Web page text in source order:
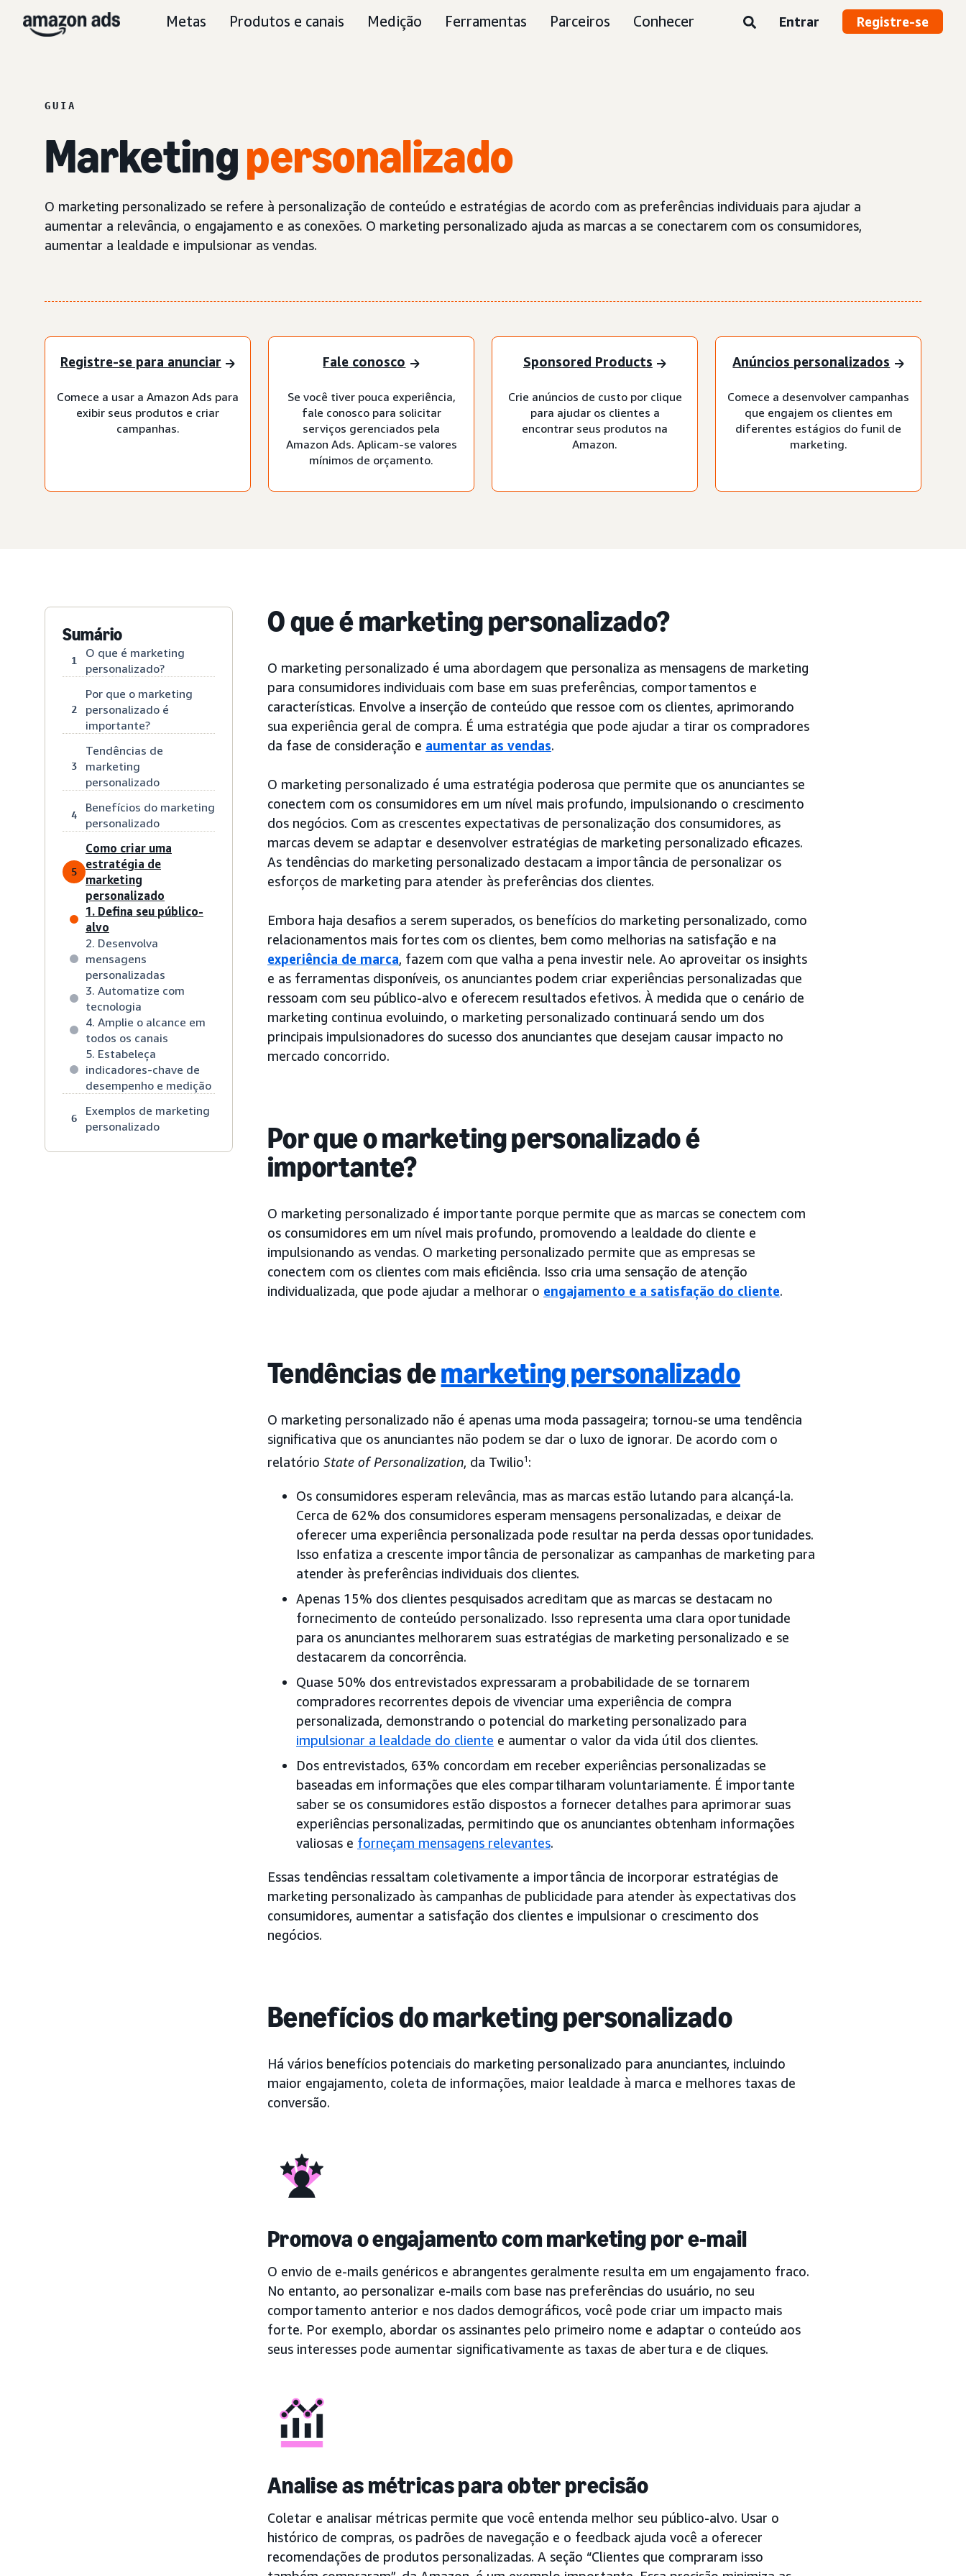
Metas Produtos e canais Medição Ferramentas Parceiros Conhecer Entrar Registre-se
GUIA
Marketingpersonalizado
O marketing personalizado se refere à personalização de conteúdo e estratégias de acordo com as preferências individuais para ajudar a
aumentar a relevância, o engajamento e as conexões. O marketing personalizado ajuda as marcas a se conectarem com os consumidores,
aumentar a lealdade e impulsionar as vendas.
Registre-se para anunciar
Comece a usar a Amazon Ads para
exibir seus produtos e criar
campanhas.
Fale conosco
Se você tiver pouca experiência,
fale conosco para solicitar
serviços gerenciados pela
Amazon Ads. Aplicam-se valores
mínimos de orçamento.
Sponsored Products
Crie anúncios de custo por clique
para ajudar os clientes a
encontrar seus produtos na
Amazon.
Anúncios personalizados
Comece a desenvolver campanhas
que engajem os clientes em
diferentes estágios do funil de
marketing.
Sumário
1
O que é marketing
personalizado?
2
Por que o marketing
personalizado é
importante?
3
Tendências de
marketing
personalizado
4
Benefícios do marketing
personalizado
5
Como criar uma
estratégia de
marketing
personalizado
1. Defina seu público-
alvo
2. Desenvolva
mensagens
personalizadas
3. Automatize com
tecnologia
4. Amplie o alcance em
todos os canais
5. Estabeleça
indicadores-chave de
desempenho e medição
6
Exemplos de marketing
personalizado
O que é marketing personalizado?
O marketing personalizado é uma abordagem que personaliza as mensagens de marketing
para consumidores individuais com base em suas preferências, comportamentos e
características. Envolve a inserção de conteúdo que ressoe com os clientes, aprimorando
sua experiência geral de compra. É uma estratégia que pode ajudar a tirar os compradores
da fase de consideração e aumentar as vendas.
O marketing personalizado é uma estratégia poderosa que permite que os anunciantes se
conectem com os consumidores em um nível mais profundo, impulsionando o crescimento
dos negócios. Com as crescentes expectativas de personalização dos consumidores, as
marcas devem se adaptar e desenvolver estratégias de marketing personalizado eficazes.
As tendências do marketing personalizado destacam a importância de personalizar os
esforços de marketing para atender às preferências dos clientes.
Embora haja desafios a serem superados, os benefícios do marketing personalizado, como
relacionamentos mais fortes com os clientes, bem como melhorias na satisfação e na
experiência de marca, fazem com que valha a pena investir nele. Ao aproveitar os insights
e as ferramentas disponíveis, os anunciantes podem criar experiências personalizadas que
ressoam com seu público-alvo e oferecem resultados efetivos. À medida que o cenário de
marketing continua evoluindo, o marketing personalizado continuará sendo um dos
principais impulsionadores do sucesso dos anunciantes que desejam causar impacto no
mercado concorrido.
Por que o marketing personalizado é
importante?
O marketing personalizado é importante porque permite que as marcas se conectem com
os consumidores em um nível mais profundo, promovendo a lealdade do cliente e
impulsionando as vendas. O marketing personalizado permite que as empresas se
conectem com os clientes com mais eficiência. Isso cria uma sensação de atenção
individualizada, que pode ajudar a melhorar o engajamento e a satisfação do cliente.
Tendências demarketing personalizado
O marketing personalizado não é apenas uma moda passageira; tornou-se uma tendência
significativa que os anunciantes não podem se dar o luxo de ignorar. De acordo com o
relatório State of Personalization, da Twilio1 :
Os consumidores esperam relevância, mas as marcas estão lutando para alcançá-la.
Cerca de 62% dos consumidores esperam mensagens personalizadas, e deixar de
oferecer uma experiência personalizada pode resultar na perda dessas oportunidades.
Isso enfatiza a crescente importância de personalizar as campanhas de marketing para
atender às preferências individuais dos clientes.
Apenas 15% dos clientes pesquisados acreditam que as marcas se destacam no
fornecimento de conteúdo personalizado. Isso representa uma clara oportunidade
para os anunciantes melhorarem suas estratégias de marketing personalizado e se
destacarem da concorrência.
Quase 50% dos entrevistados expressaram a probabilidade de se tornarem
compradores recorrentes depois de vivenciar uma experiência de compra
personalizada, demonstrando o potencial do marketing personalizado para
impulsionar a lealdade do cliente e aumentar o valor da vida útil dos clientes.
Dos entrevistados, 63% concordam em receber experiências personalizadas se
baseadas em informações que eles compartilharam voluntariamente. É importante
saber se os consumidores estão dispostos a fornecer detalhes para aprimorar suas
experiências personalizadas, permitindo que os anunciantes obtenham informações
valiosas e forneçam mensagens relevantes.
Essas tendências ressaltam coletivamente a importância de incorporar estratégias de
marketing personalizado às campanhas de publicidade para atender às expectativas dos
consumidores, aumentar a satisfação dos clientes e impulsionar o crescimento dos
negócios.
Benefícios do marketing personalizado
Há vários benefícios potenciais do marketing personalizado para anunciantes, incluindo
maior engajamento, coleta de informações, maior lealdade à marca e melhores taxas de
conversão.
Promova o engajamento com marketing por e-mail
O envio de e-mails genéricos e abrangentes geralmente resulta em um engajamento fraco.
No entanto, ao personalizar e-mails com base nas preferências do usuário, no seu
comportamento anterior e nos dados demográficos, você pode criar um impacto mais
forte. Por exemplo, abordar os assinantes pelo primeiro nome e adaptar o conteúdo aos
seus interesses pode aumentar significativamente as taxas de abertura e de cliques.
Analise as métricas para obter precisão
Coletar e analisar métricas permite que você entenda melhor seu público-alvo. Usar o
histórico de compras, os padrões de navegação e o feedback ajuda você a oferecer
recomendações de produtos personalizadas. A seção “Clientes que compraram isso